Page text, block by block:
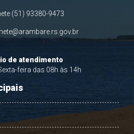
(51) 93380-9473
de atendimento
feira das 08h às 14h